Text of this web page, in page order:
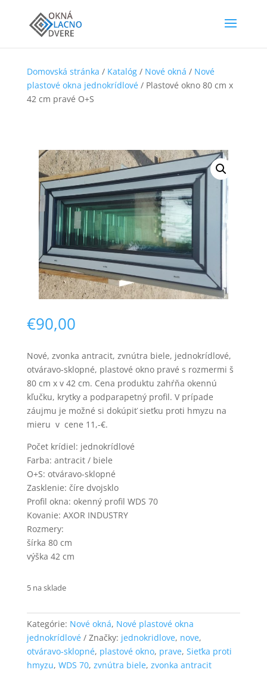
Domovská stránka / Katalóg/ Nové okná / Nové
plastové okna jednokrídlové/ Plastové okno 80 cm x
42 cm pravé O+S
€90,00
Nové, zvonka antracit, zvnútra biele, jednokrídlové,
otváravo-sklopné, plastové okno pravé s rozmermi š
80 cm x v 42 cm. Cena produktu zahŕňa okennú
kľučku, krytky a podparapetný profil. V prípade
záujmu je možné si dokúpiť sieťku proti hmyzu na
mieru v cene 11,-€.
Počet krídiel: jednokrídlové
Farba: antracit / biele
O+S: otváravo-sklopné
Zasklenie: číre dvojsklo
Profil okna: okenný profil WDS 70
Kovanie: AXOR INDUSTRY
Rozmery:
šírka 80 cm
výška 42 cm
5 na sklade
Kategórie: Nové okná, Nové plastové okna
jednokrídlové
Značky: jednokridlove, nove,
otváravo-sklopné, plastové okno, prave, Sieťka proti
hmyzu, WDS 70, zvnútra biele, zvonka antracit
Nevyhnutné
Tieto súbory
cookie nie sú
voliteľné. Sú
Štatistiky
Aby sme
webovej
stránky.